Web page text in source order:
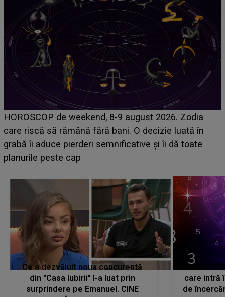
Emanuel a ținut ACEST DETALIU ASCUNS până
acum! În fața Alexandrei, concurentul din Casa Iubirii
face o MĂRTURISIRE NEAȘTEPTATĂ despre mama
sa: "I-am spus și ei în față, eu nu te iubesc pentru
Ce a dezvăluit noua concurentă
din "Casa Iubirii" l-a luat prin
surprindere pe Emanuel. CINE
care intră
de